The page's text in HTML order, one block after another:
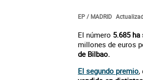
EP / MADRID
El número 5.685
millones de euros
de Bilbao.
El segundo premio,